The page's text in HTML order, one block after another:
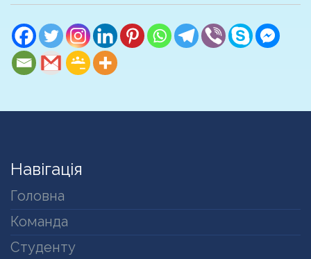
Навігація
Головна
Команда
Студенту